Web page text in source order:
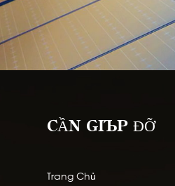
CẦN GIÚP ĐỠ
Trang Chủ